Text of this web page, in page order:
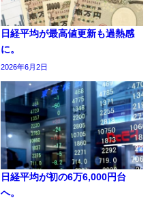
日経平均が最高値更新も過熱感
に。
2026年6月2日
日経平均が初の6万6,000円台
へ。